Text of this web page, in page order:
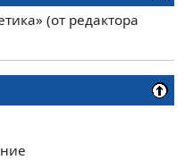
(от редактора